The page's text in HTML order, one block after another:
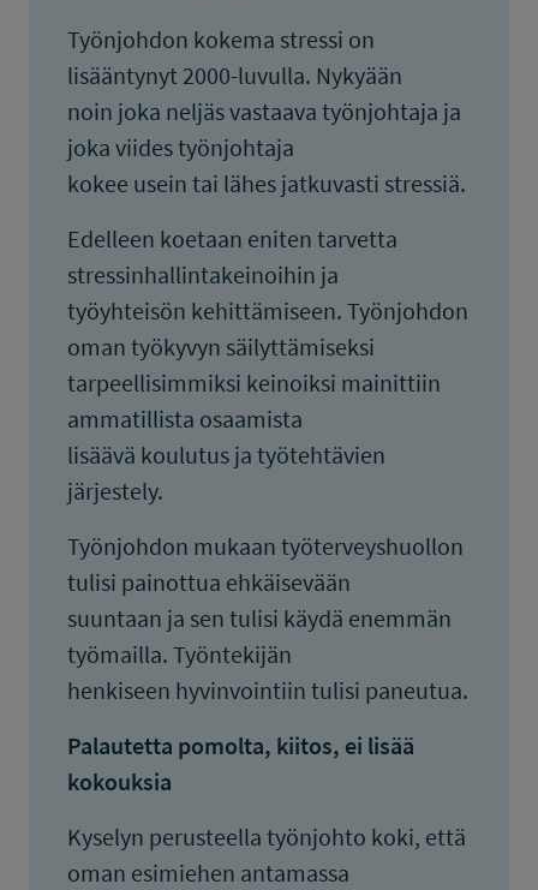
Työnjohdon kokema stressi on
lisääntynyt 2000-luvulla. Nykyään
noin joka neljäs vastaava työnjohtaja ja
joka viides työnjohtaja
kokee usein tai lähes jatkuvasti stressiä.
Edelleen koetaan eniten tarvetta
stressinhallintakeinoihin ja
työyhteisön kehittämiseen. Työnjohdon
oman työkyvyn säilyttämiseksi
tarpeellisimmiksi keinoiksi mainittiin
ammatillista osaamista
lisäävä koulutus ja työtehtävien
järjestely.
Työnjohdon mukaan työterveyshuollon
tulisi painottua ehkäisevään
suuntaan ja sen tulisi käydä enemmän
työmailla. Työntekijän
henkiseen hyvinvointiin tulisi paneutua.
Palautetta pomolta, kiitos, ei lisää
kokouksia
Kyselyn perusteella työnjohto koki, että
oman esimiehen antamassa